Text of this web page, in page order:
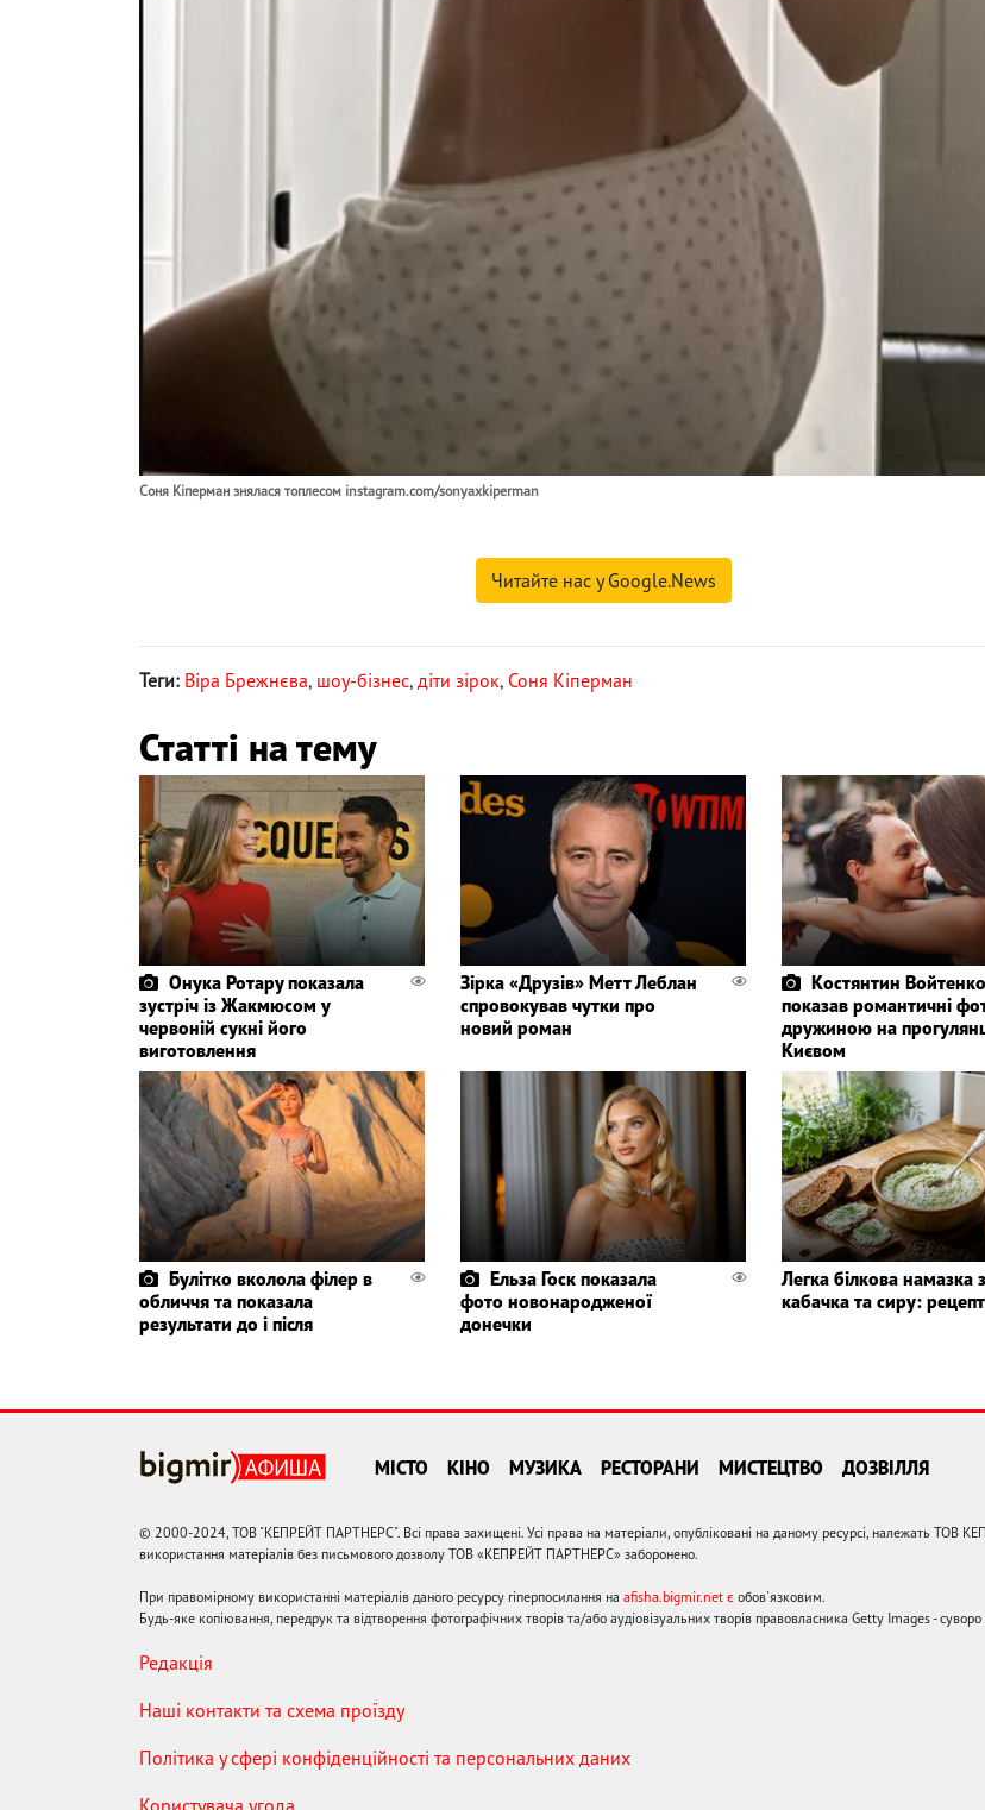
Соня Кіперман знялася топлесом instagram.com/sonyaxkiperman
Читайте нас у Google.News
Теги: Віра Брежнєва, шоу-бізнес, діти зірок, Соня Кіперман
Статті на тему
Онука Ротару показала
зустріч із Жакмюсом у
червоній сукні його
виготовлення
Зірка «Друзів» Метт Леблан
спровокував чутки про
новий роман
Костянтин Войтенко
показав романтичні
дружиною на
Києвом
Булітко вколола філер в
обличчя та показала
результати до і після
Ельза Госк показала
фото новонародженої
донечки
Легка білкова намазка з
кабачка та сиру: рецепт
МІСТО КІНО МУЗИКА РЕСТОРАНИ МИСТЕЦТВО ДОЗВІЛЛЯ
© 2000-2024, ТОВ "КЕПРЕЙТ ПАРТНЕРС". Всі права захищені. Усі права на матеріали, опубліковані на даному ресурсі, належать ТОВ
використання матеріалів без письмового дозволу ТОВ «КЕПРЕЙТ ПАРТНЕРС» заборонено.
При правомірному використанні матеріалів даного ресурсу гіперпосилання на afisha.bigmir.net є обов'язковим.
Будь-яке копіювання, передрук та відтворення фотографічних творів та/або аудіовізуальних творів правовласника Getty Images - суворо
Редакція
Наші контакти та схема проїзду
Політика у сфері конфіденційності та персональних даних
Користувача угода